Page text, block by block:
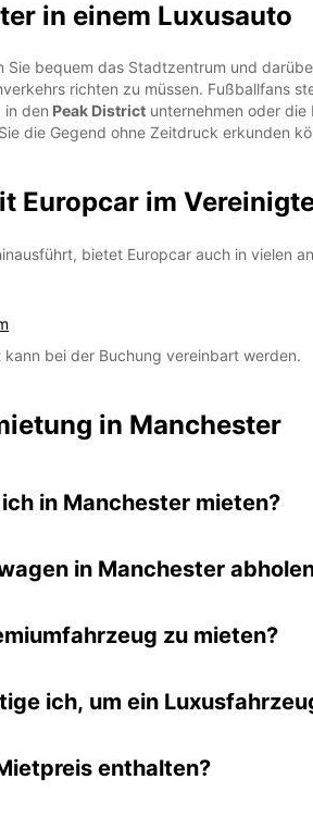
in einem Luxusauto
Sie bequem das Stadtzentrum und
richten zu müssen. Fußballfans
in den Peak District unternehmen oder die
die Gegend ohne Zeitdruck erkunden
Europcar im
bietet Europcar auch in vielen
bei der Buchung vereinbart werden.
in Manchester
in Manchester mieten?
in Manchester
zu mieten?
ich, um ein
enthalten?